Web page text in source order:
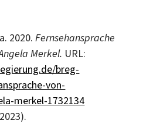
2020.Fernsehansprache
Merkel. URL:
breg-
von-
merkel-1732134